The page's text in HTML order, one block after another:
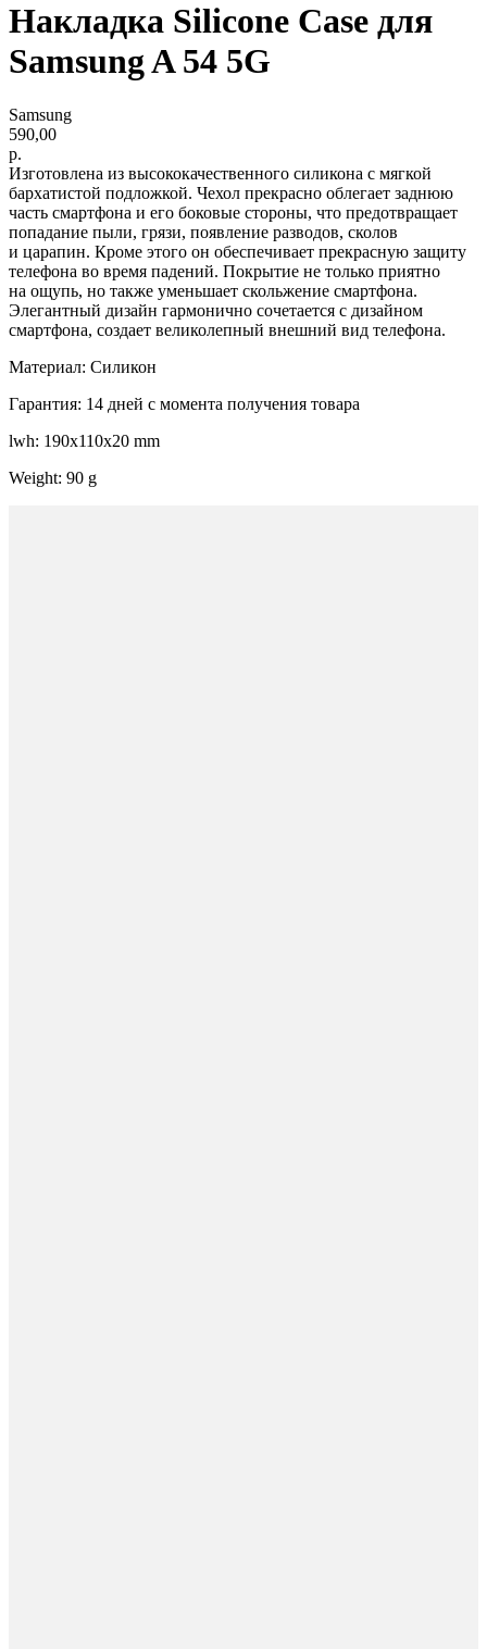
Накладка Silicone Case для
Samsung A 54 5G
Samsung
590,00
р.
Изготовлена из высококачественного силикона с мягкой
бархатистой подложкой. Чехол прекрасно облегает заднюю
часть смартфона и его боковые стороны, что предотвращает
попадание пыли, грязи, появление разводов, сколов
и царапин. Кроме этого он обеспечивает прекрасную защиту
телефона во время падений. Покрытие не только приятно
на ощупь, но также уменьшает скольжение смартфона.
Элегантный дизайн гармонично сочетается с дизайном
смартфона, создает великолепный внешний вид телефона.
Материал: Силикон
Гарантия: 14 дней с момента получения товара
lwh: 190x110x20 mm
Weight: 90 g